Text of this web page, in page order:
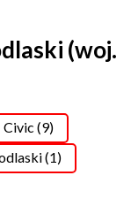
(woj.
Civic (9)
(1)